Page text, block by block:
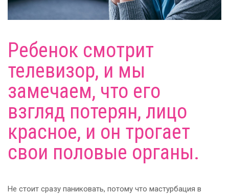
Ребенок смотрит
телевизор, и мы
замечаем, что его
взгляд потерян, лицо
красное, и он трогает
свои половые органы.
Не стоит сразу паниковать, потому что мастурбация в